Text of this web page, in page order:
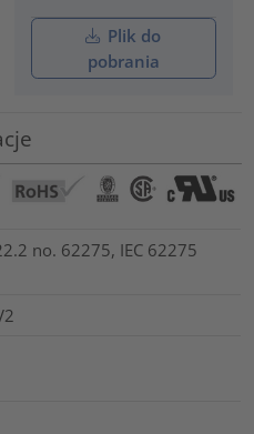
Plik do
pobrania
no. 62275, IEC 62275